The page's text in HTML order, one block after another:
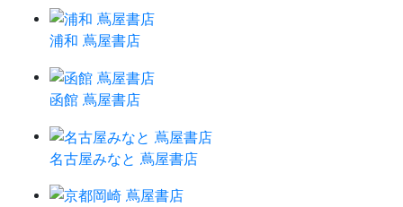
浦和 蔦屋書店
函館 蔦屋書店
名古屋みなと 蔦屋書店